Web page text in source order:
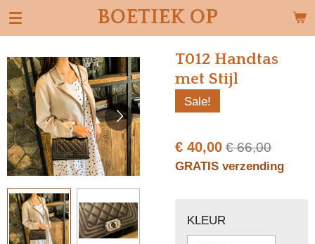
Ga
direct
de
hoofdinhoud
BOETIEK OP
T012 Handtas
met Stijl
Sale!
€ 40,00 € 66,00
GRATIS verzending
KLEUR